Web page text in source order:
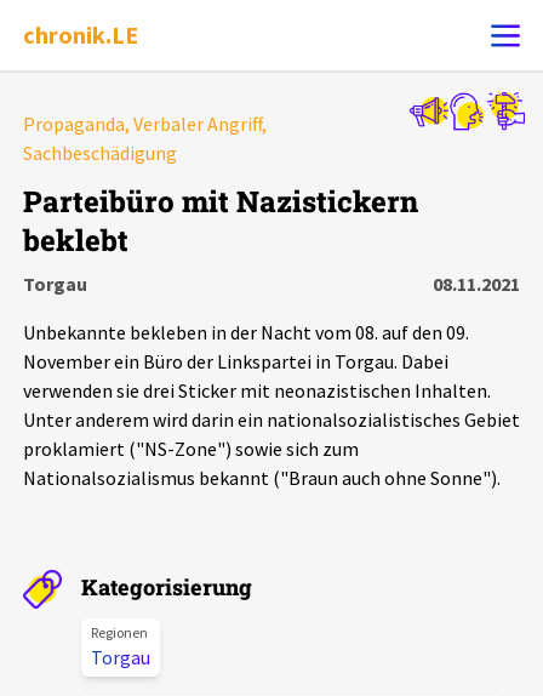
chronik.LE
Ereignis melden
Chronik
Dossiers
Leipziger Zustände
Schlaglichter
Aktuelles
Alle Beiträge
Veranstaltungen
Über uns
Propaganda, Verbaler Angriff,
Sachbeschädigung
Parteibüro mit Nazistickern
beklebt
Torgau
08.11.2021
Unbekannte bekleben in der Nacht vom 08. auf den 09.
November ein Büro der Linkspartei in Torgau. Dabei
verwenden sie drei Sticker mit neonazistischen Inhalten.
Unter anderem wird darin ein nationalsozialistisches Gebiet
proklamiert ("NS-Zone") sowie sich zum
Nationalsozialismus bekannt ("Braun auch ohne Sonne").
Kategorisierung
Regionen
Torgau
Alle Ereignisse
7502Ereignisse
Ereignisse
Filter Erklärungen